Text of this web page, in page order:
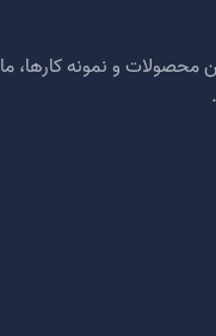
محصولات و نمونه کارها،